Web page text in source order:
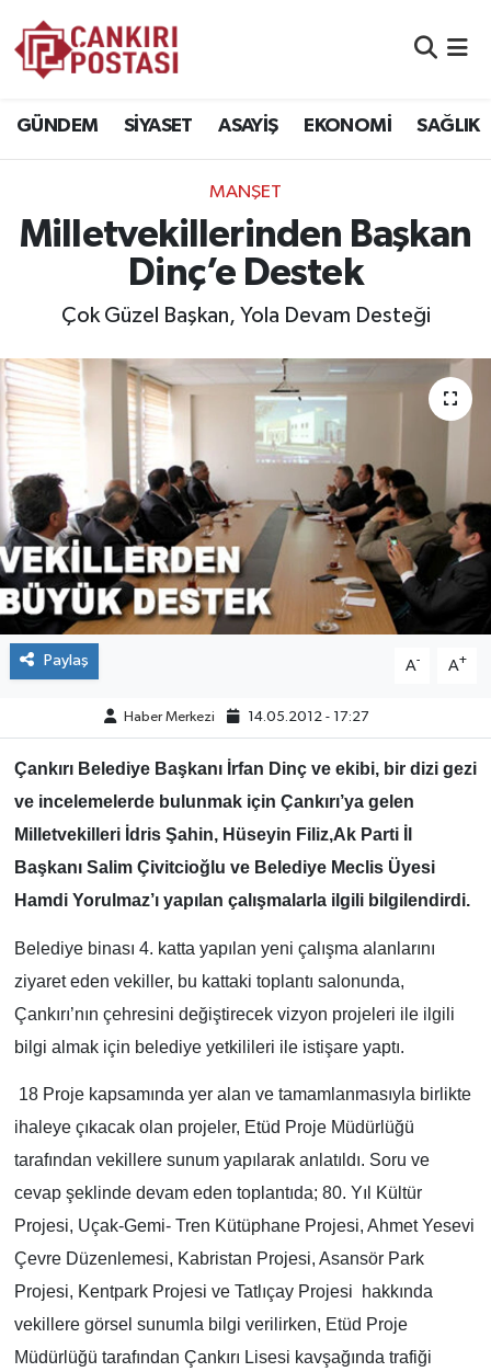
GÜNDEM SİYASET ASAYİŞ EKONOMİ SAĞLIK
MANŞET
Milletvekillerinden Başkan
Dinç’e Destek
Çok Güzel Başkan, Yola Devam Desteği
Paylaş A- A+
Haber Merkezi 14.05.2012 - 17:27
Çankırı Belediye Başkanı İrfan Dinç ve ekibi, bir dizi gezi
ve incelemelerde bulunmak için Çankırı’ya gelen
Milletvekilleri İdris Şahin, Hüseyin Filiz,Ak Parti İl
Başkanı Salim Çivitcioğlu ve Belediye Meclis Üyesi
Hamdi Yorulmaz’ı yapılan çalışmalarla ilgili bilgilendirdi.
Belediye binası 4. katta yapılan yeni çalışma alanlarını
ziyaret eden vekiller, bu kattaki toplantı salonunda,
Çankırı’nın çehresini değiştirecek vizyon projeleri ile ilgili
bilgi almak için belediye yetkilileri ile istişare yaptı.
18 Proje kapsamında yer alan ve tamamlanmasıyla birlikte
ihaleye çıkacak olan projeler, Etüd Proje Müdürlüğü
tarafından vekillere sunum yapılarak anlatıldı. Soru ve
cevap şeklinde devam eden toplantıda; 80. Yıl Kültür
Projesi, Uçak-Gemi- Tren Kütüphane Projesi, Ahmet Yesevi
Çevre Düzenlemesi, Kabristan Projesi, Asansör Park
Projesi, Kentpark Projesi ve Tatlıçay Projesi
hakkında
vekillere görsel sunumla bilgi verilirken, Etüd Proje
Müdürlüğü tarafından Çankırı Lisesi kavşağında trafiği
EKONOMİ
SAĞLIK
SPOR
EĞİTİM
YAŞAM
ÇEVRE
İLÇELER
RESMİ İLANLAR
MAGAZİN
VEFAT
BÖLGE
DÜNYA
Trafik Durumu
Süper Lig Puan Durumu ve Fikstür
Tüm Manşetler
Son Dakika Haberleri
Haber Arşivi